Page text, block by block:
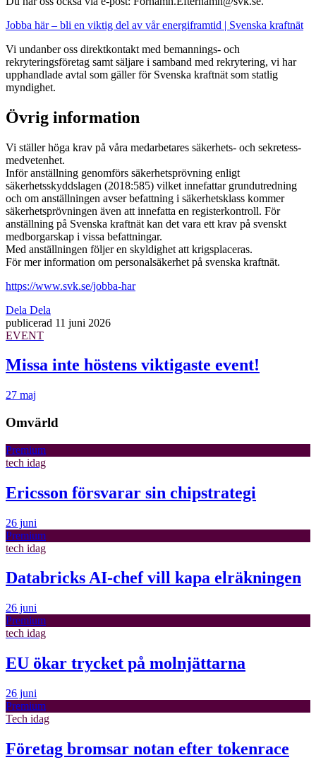
Jobba här – bli en viktig del av vår energiframtid | Svenska kraftnät
Vi undanber oss direktkontakt med bemannings- och
rekryteringsföretag samt säljare i samband med rekrytering, vi har
upphandlade avtal som gäller för Svenska kraftnät som statlig
myndighet.
Övrig information
Vi ställer höga krav på våra medarbetares säkerhets- och sekretess-
medvetenhet.
Inför anställning genomförs säkerhetsprövning enligt
säkerhetsskyddslagen (2018:585) vilket innefattar grundutredning
och om anställningen avser befattning i säkerhetsklass kommer
säkerhetsprövningen även att innefatta en registerkontroll. För
anställning på Svenska kraftnät kan det vara ett krav på svenskt
medborgarskap i vissa befattningar.
Med anställningen följer en skyldighet att krigsplaceras.
För mer information om personalsäkerhet på svenska kraftnät.
https://www.svk.se/jobba-har
Dela Dela
publicerad 11 juni 2026
EVENT
Missa inte höstens viktigaste event!
27 maj
Omvärld
Premium
tech idag
Ericsson försvarar sin chipstrategi
26 juni
Premium
tech idag
Databricks AI-chef vill kapa elräkningen
26 juni
Premium
tech idag
EU ökar trycket på molnjättarna
26 juni
Premium
Tech idag
Företag bromsar notan efter tokenrace